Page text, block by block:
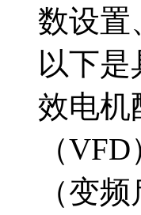
数设置
以下
效电机
（
（变